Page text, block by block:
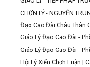
CHƠN LÝ - NGUYỄN
Đạo Cao Đài Châu Thân
Giáo Lý Đạo Cao Đài -
Giáo Lý Đạo Cao Đài -
Hội Lý Xiển Chơn Luận |